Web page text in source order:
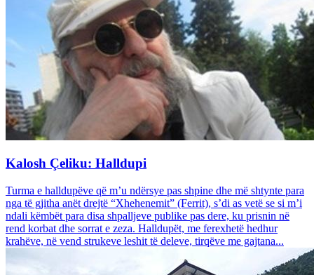
Kalosh Çeliku: Halldupi
Turma e halldupëve që m’u ndërsye pas shpine dhe më shtynte para
nga të gjitha anët drejtë “Xhehenemit” (Ferrit), s’di as vetë se si m’i
ndali këmbët para disa shpalljeve publike pas dere, ku prisnin në
rend korbat dhe sorrat e zeza. Halldupët, me ferexhetë hedhur
krahëve, në vend strukeve leshit të deleve, tirqëve me gajtana...